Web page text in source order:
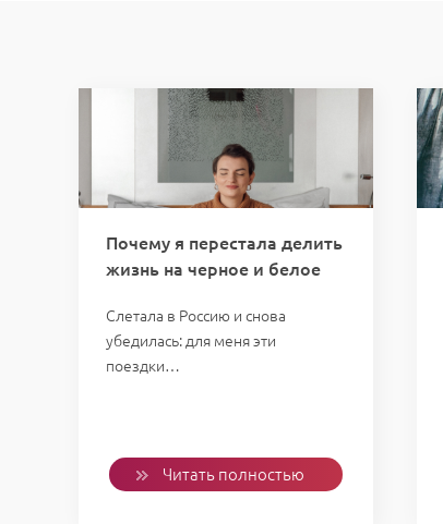
Почему я перестала делить
жизнь на черное и белое
Слетала в Россию и снова
убедилась: для меня эти
поездки…
Читать полностью